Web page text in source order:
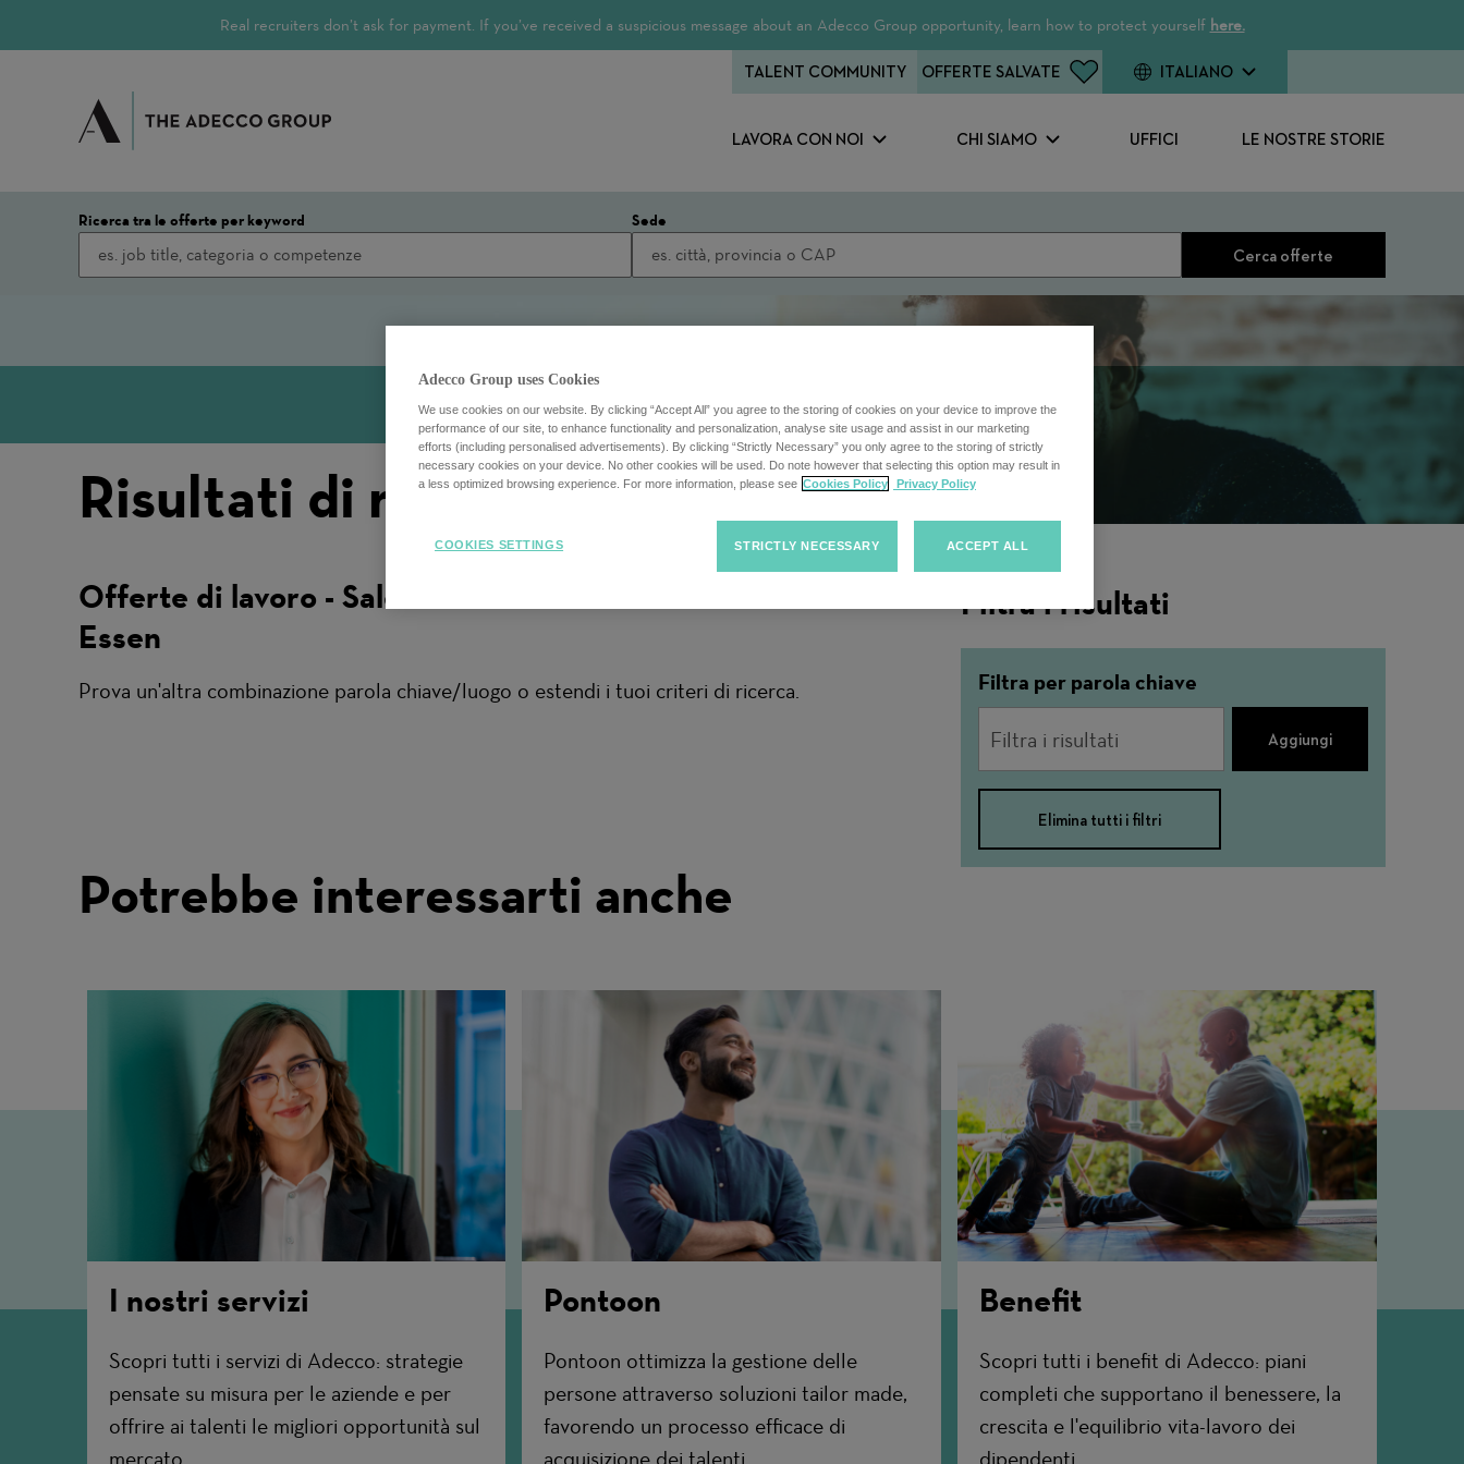
Real recruiters don’t ask for payment. If you’ve received a suspicious message about an Adecco Group opportunity, learn how to protect yourself here.
LAVORA CON NOI CHI SIAMO UFFICI LE NOSTRE STORIE
TALENT COMMUNITY OFFERTE SALVATE ITALIANO
Ricerca tra le offerte per keyword Sede
Cerca offerte
Risultati di ricerca
Offerte di lavoro - Sales -
Essen
Prova un'altra combinazione parola chiave/luogo o estendi i tuoi criteri di ricerca.
Filtra i risultati
Filtra per parola chiave
Aggiungi
Elimina tutti i filtri
Potrebbe interessarti anche
I nostri servizi
Scopri tutti i servizi di Adecco: strategie
pensate su misura per le aziende e per
offrire ai talenti le migliori opportunità sul
Pontoon
Pontoon ottimizza la gestione delle
persone attraverso soluzioni tailor made,
favorendo un processo efficace di
Benefit
Scopri tutti i benefit di Adecco: piani
completi che supportano il benessere, la
crescita e l'equilibrio vita-lavoro dei
Adecco Group uses Cookies
We use cookies on our website. By clicking “Accept All” you agree to the storing of cookies on your device to improve the
performance of our site, to enhance functionality and personalization, analyse site usage and assist in our marketing
efforts (including personalised advertisements). By clicking “Strictly Necessary” you only agree to the storing of strictly
necessary cookies on your device. No other cookies will be used. Do note however that selecting this option may result in
a less optimized browsing experience. For more information, please see Cookies Policy Privacy Policy
STRICTLY NECESSARY ACCEPT ALL
COOKIES SETTINGS